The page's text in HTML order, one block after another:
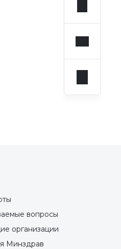
вопросы
организации
Минздрав